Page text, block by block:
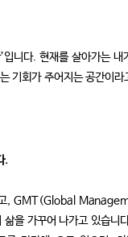
입니다. 현재를 살아가는 내
기회가 주어지는 공간이라
.
고, GMT(Global
을 가꾸어 나가고 있습니